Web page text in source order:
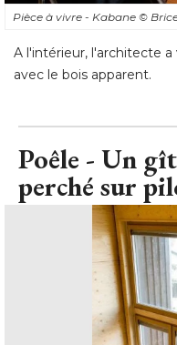
Pièce à vivre - Kabane ©
A l'intérieur, l'architecte
avec le bois apparent.
Poêle - Un
perché sur